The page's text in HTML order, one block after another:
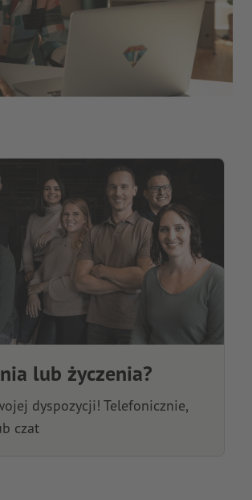
lub życzenia?
dyspozycji! Telefonicznie,
czat